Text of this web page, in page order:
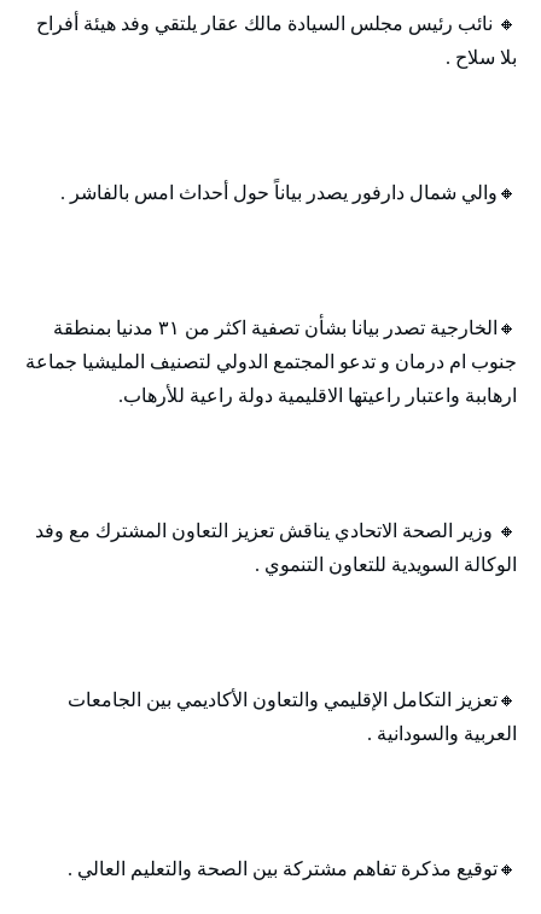
🔸‬‏ نائب رئيس مجلس السيادة مالك عقار يلتقي وفد هيئة أفراح
بلا سلاح .
🔸‬‏والي شمال دارفور يصدر بياناً حول أحداث امس بالفاشر .
🔸‬‏الخارجية تصدر بيانا بشأن تصفية اكثر من ٣١ مدنيا بمنطقة
جنوب ام درمان و تدعو المجتمع الدولي لتصنيف المليشيا جماعة
ارهاببة واعتبار راعيتها الاقليمية دولة راعية للأرهاب.
🔸‬‏ وزير الصحة الاتحادي يناقش تعزيز التعاون المشترك مع وفد
الوكالة السويدية للتعاون التنموي .
🔸‬‏تعزيز التكامل الإقليمي والتعاون الأكاديمي بين الجامعات
العربية والسودانية .
🔸‬‏توقيع مذكرة تفاهم مشتركة بين الصحة والتعليم العالي .